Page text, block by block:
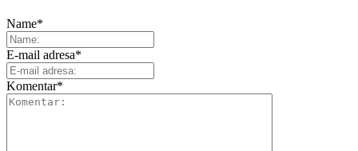
Name*
E-mail adresa*
Komentar*